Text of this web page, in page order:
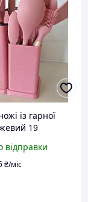
із гарної
19
кухні, AST
відправки
₴/міс